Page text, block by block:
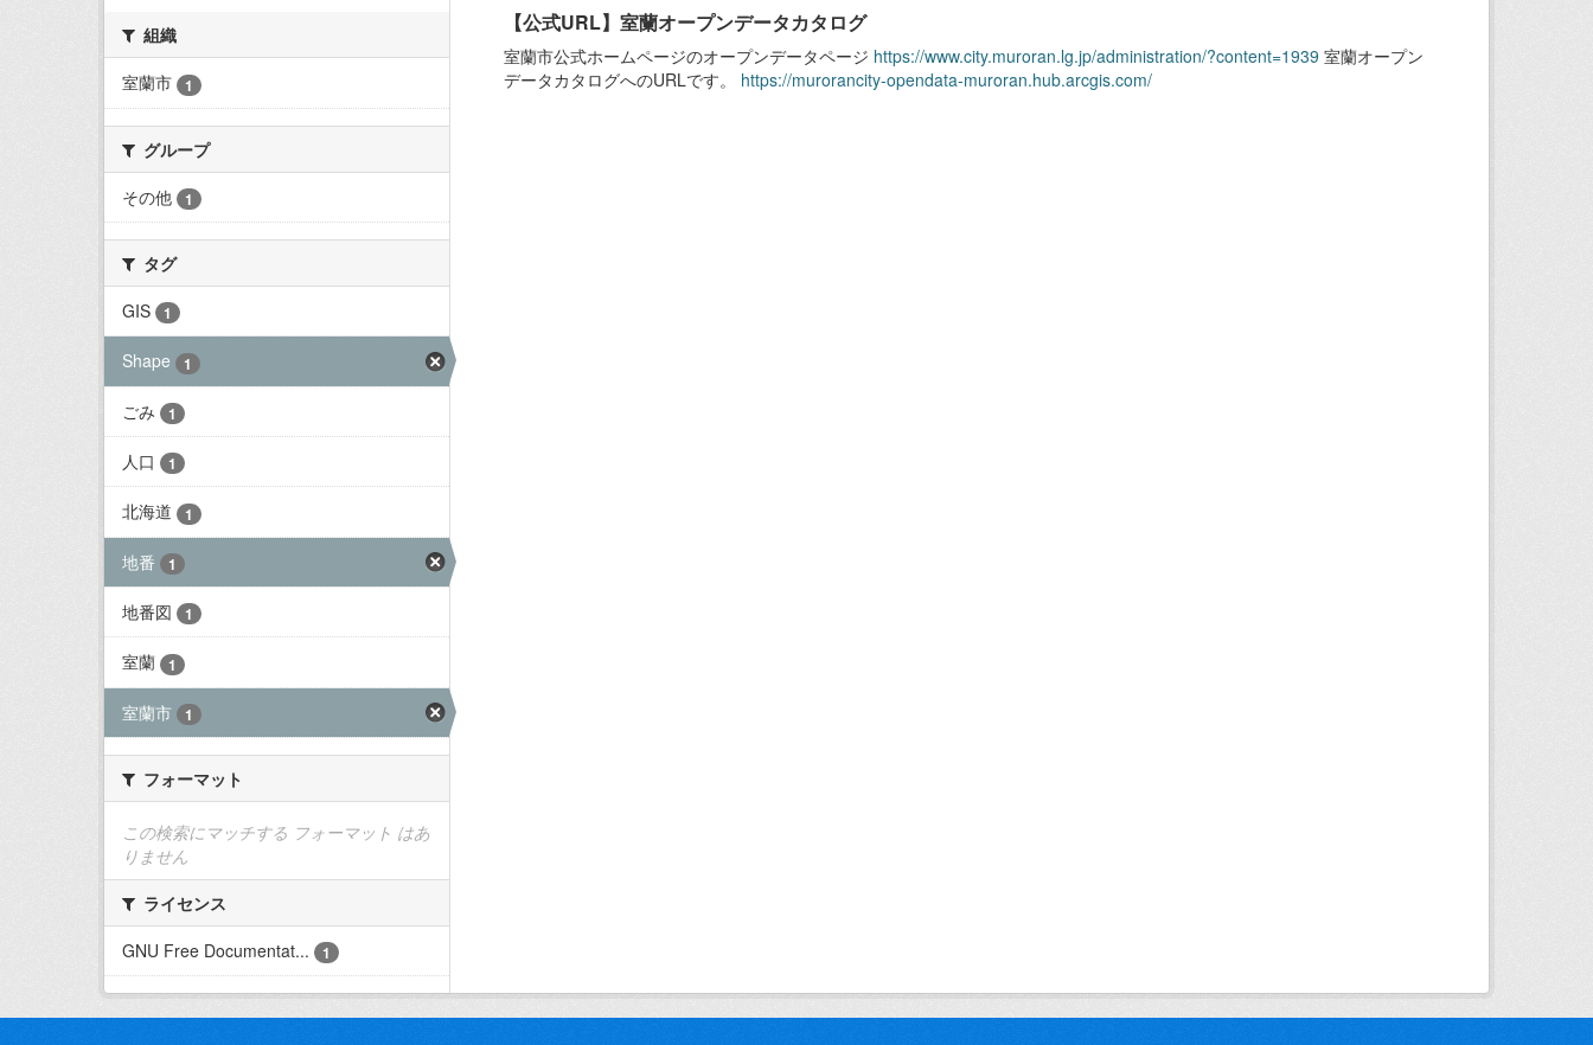
組織
室蘭市
1
グループ
その他
1
タグ
GIS
1
Shape 1
ごみ 1
人口 1
北海道 1
地番 1
地番図 1
室蘭 1
室蘭市 1
フォーマット
この検索にマッチする フォーマット はあ
りません
ライセンス
GNU Free Documentat...
1
【公式URL】室蘭オープンデータカタログ
室蘭市公式ホームページのオープンデータページ https://www.city.muroran.lg.jp/administration/?content=1939 室蘭オープン
データカタログへのURLです。 https://murorancity-opendata-muroran.hub.arcgis.com/